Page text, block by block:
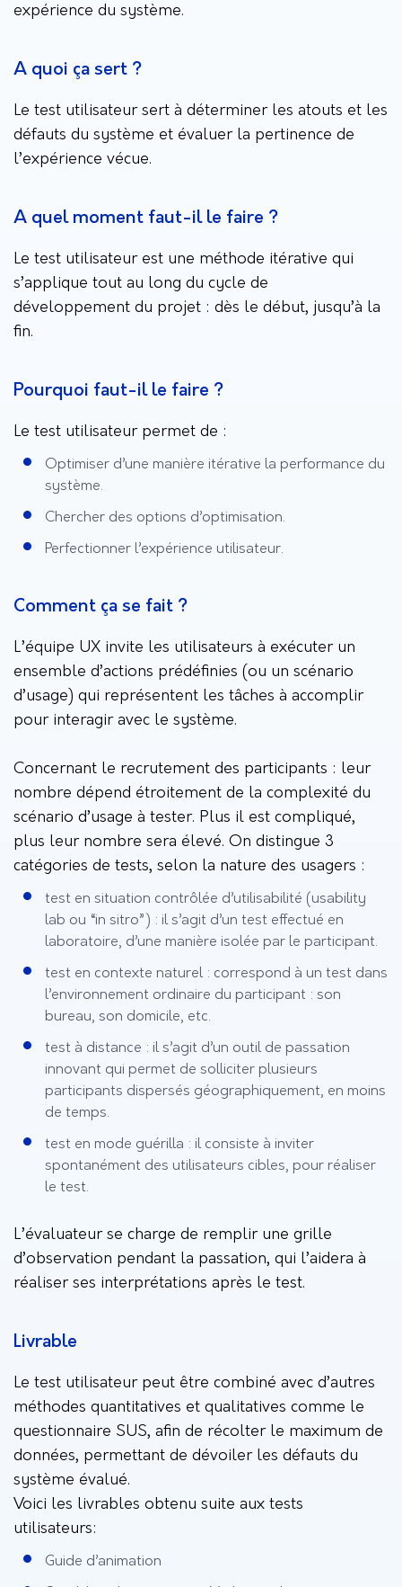
expérience du système.
A quoi ça sert ?
Le test utilisateur sert à déterminer les atouts et les
défauts du système et évaluer la pertinence de
l’expérience vécue.
A quel moment faut-il le faire ?
Le test utilisateur est une méthode itérative qui
s’applique tout au long du cycle de
développement du projet : dès le début, jusqu’à la
fin.
Pourquoi faut-il le faire ?
Le test utilisateur permet de :
Optimiser d’une manière itérative la performance du
système.
Chercher des options d’optimisation.
Perfectionner l’expérience utilisateur.
Comment ça se fait ?
L’équipe UX invite les utilisateurs à exécuter un
ensemble d’actions prédéfinies (ou un scénario
d’usage) qui représentent les tâches à accomplir
pour interagir avec le système.
Concernant le recrutement des participants : leur
nombre dépend étroitement de la complexité du
scénario d’usage à tester. Plus il est compliqué,
plus leur nombre sera élevé. On distingue 3
catégories de tests, selon la nature des usagers :
test en situation contrôlée d’utilisabilité (usability
lab ou “in sitro”) : il s’agit d’un test effectué en
laboratoire, d’une manière isolée par le participant.
test en contexte naturel : correspond à un test dans
l’environnement ordinaire du participant : son
bureau, son domicile, etc.
test à distance : il s’agit d’un outil de passation
innovant qui permet de solliciter plusieurs
participants dispersés géographiquement, en moins
de temps.
test en mode guérilla : il consiste à inviter
spontanément des utilisateurs cibles, pour réaliser
le test.
L’évaluateur se charge de remplir une grille
d’observation pendant la passation, qui l’aidera à
réaliser ses interprétations après le test.
Livrable
Le test utilisateur peut être combiné avec d’autres
méthodes quantitatives et qualitatives comme le
questionnaire SUS, afin de récolter le maximum de
données, permettant de dévoiler les défauts du
système évalué.
Voici les livrables obtenu suite aux tests
utilisateurs:
Guide d’animation